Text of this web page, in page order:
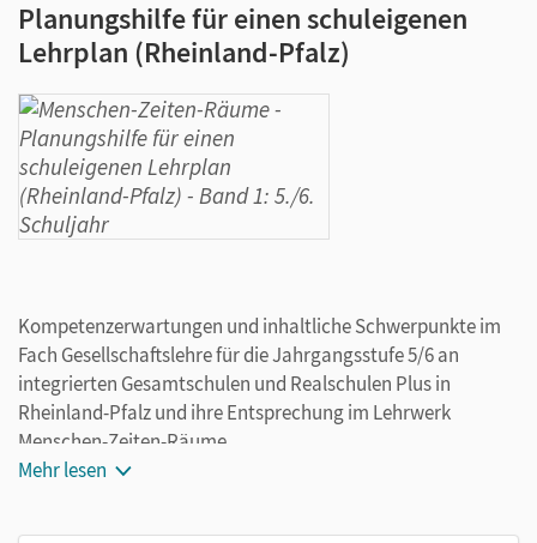
Planungshilfe für einen schuleigenen
Lehrplan (Rheinland-Pfalz)
Kompetenzerwartungen und inhaltliche Schwerpunkte im
Fach Gesellschaftslehre für die Jahrgangsstufe 5/6 an
integrierten Gesamtschulen und Realschulen Plus in
Rheinland-Pfalz und ihre Entsprechung im Lehrwerk
Menschen-Zeiten-Räume
Mehr lesen